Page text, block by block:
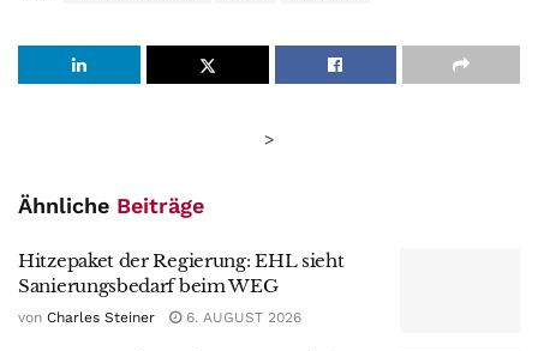
>
Ähnliche Beiträge
Hitzepaket der Regierung: EHL sieht
Sanierungsbedarf beim WEG
von Charles Steiner 6. AUGUST 2026